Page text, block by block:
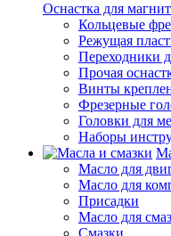
Оснастка для
Кольцевые
Режущая
Переходники
Прочая
Винты
Фрезерные
Головки для
Наборы
Масло для
Масло для
Присадки
Масло для
Смазки